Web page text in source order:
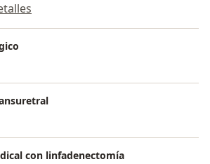
con linfadenectomía